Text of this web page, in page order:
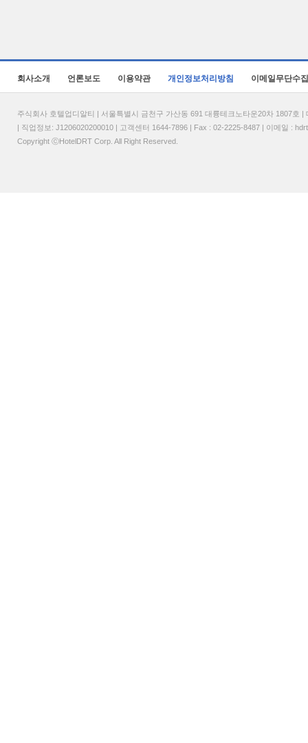
회사소개 언론보도 이용약관 개인정보처리방침 이메일무단수
주식회사 호텔업디알티 | 서울특별시 금천구 가산동 691 대륭테크노타운20차 1807
| 직업정보: J1206020200010 | 고객센터 1644-7896 | Fax : 02-2225-8487 | 이메일 :
Copyright ⓒHotelDRT Corp. All Right Reserved.